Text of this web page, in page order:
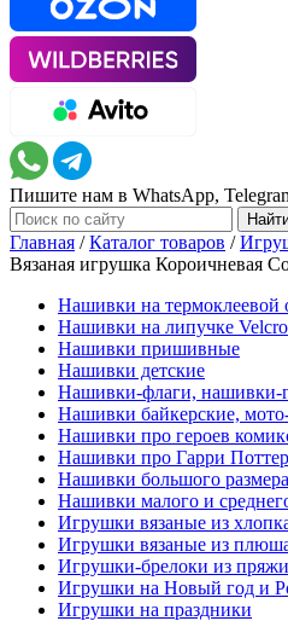
Пишите нам в WhatsApp,
Главная /Каталог товаров /
Вязаная игрушка Короичневая
Нашивки на термоклеевой
Нашивки на липучке Velcro
Нашивки пришивные
Нашивки детские
Нашивки-флаги, нашивки-
Нашивки байкерские,
Нашивки про героев
Нашивки про Гарри
Нашивки большого размера
Нашивки малого и
Игрушки вязаные из
Игрушки вязаные из
Игрушки-брелоки из пряжи
Игрушки на Новый год и
Игрушки на праздники